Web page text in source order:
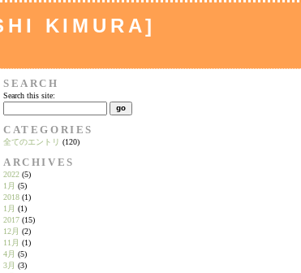
KIMURA]
SEARCH
Search this site:
CATEGORIES
全てのエントリ (120)
ARCHIVES
2022 (5)
1月 (5)
2018 (1)
1月 (1)
2017 (15)
12月 (2)
11月 (1)
4月 (5)
3月 (3)